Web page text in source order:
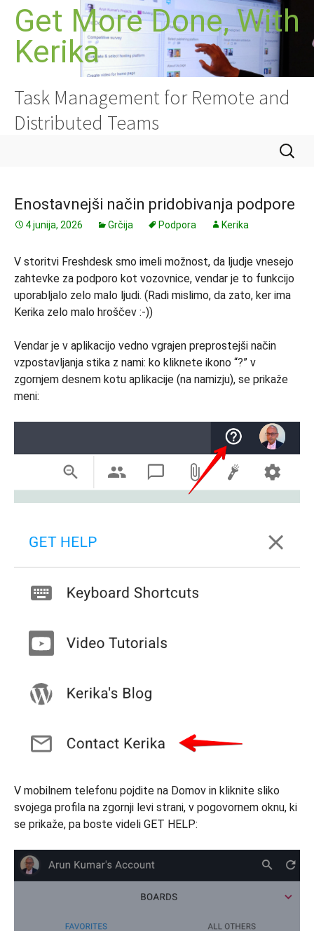
Preskoči
vsebino
Get More Done, With
Kerika
Task Management for Remote and
Distributed Teams
Išči:
Enostavnejši način pridobivanja podpore
4 junija, 2026 Grčija Podpora Kerika
V storitvi Freshdesk smo imeli možnost, da ljudje vnesejo
zahtevke za podporo kot vozovnice, vendar je to funkcijo
uporabljalo zelo malo ljudi. (Radi mislimo, da zato, ker ima
Kerika zelo malo hroščev :-))
Vendar je v aplikacijo vedno vgrajen preprostejši način
vzpostavljanja stika z nami: ko kliknete ikono “?” v
zgornjem desnem kotu aplikacije (na namizju), se prikaže
meni:
V mobilnem telefonu pojdite na Domov in kliknite sliko
svojega profila na zgornji levi strani, v pogovornem oknu, ki
se prikaže, pa boste videli GET HELP: